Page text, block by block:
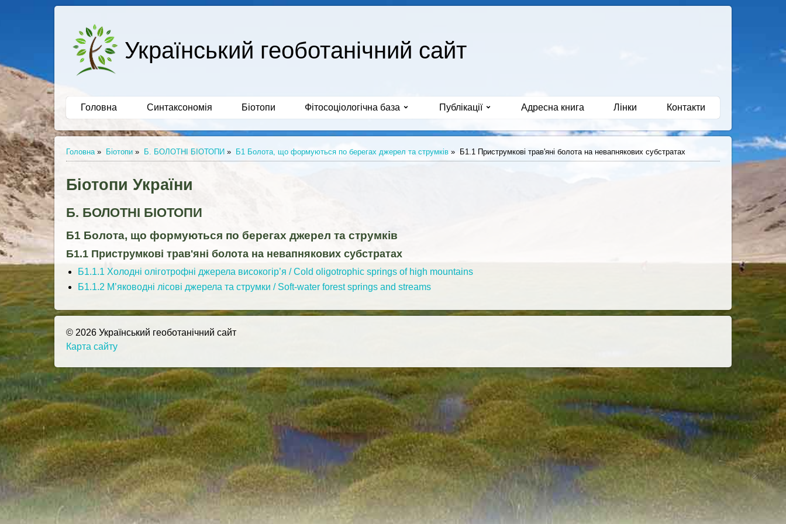
Український геоботанічний сайт
Головна Синтаксономія Біотопи Фітосоціологічна база Публікації Адресна книга Лінки Контакти
Головна » Біотопи » Б. БОЛОТНІ БІОТОПИ » Б1 Болота, що формуються по берегах джерел та струмків » Б1.1 Приструмкові трав'яні болота на невапнякових субстратах
Біотопи України
Б. БОЛОТНІ БІОТОПИ
Б1 Болота, що формуються по берегах джерел та струмків
Б1.1 Приструмкові трав'яні болота на невапнякових субстратах
Б1.1.1 Холодні оліготрофні джерела високогір’я / Cold oligotrophic springs of high mountains
Б1.1.2 М’яководні лісові джерела та струмки / Soft-water forest springs and streams
© 2026 Український геоботанічний сайт
Карта сайту